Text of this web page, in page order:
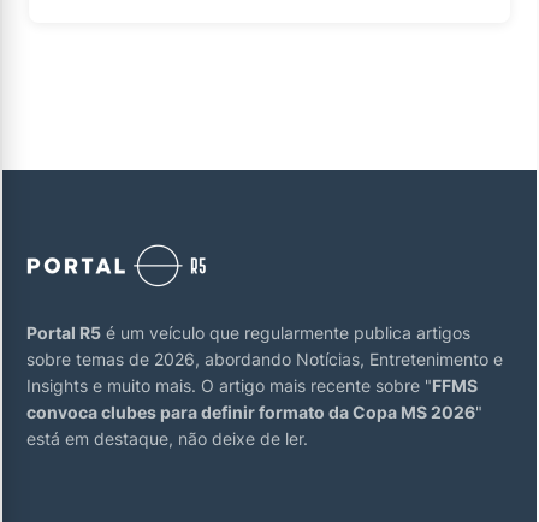
Portal R5 é um veículo que regularmente publica artigos
sobre temas de 2026, abordando Notícias, Entretenimento e
Insights e muito mais. O artigo mais recente sobre "FFMS
convoca clubes para definir formato da Copa MS 2026"
está em destaque, não deixe de ler.